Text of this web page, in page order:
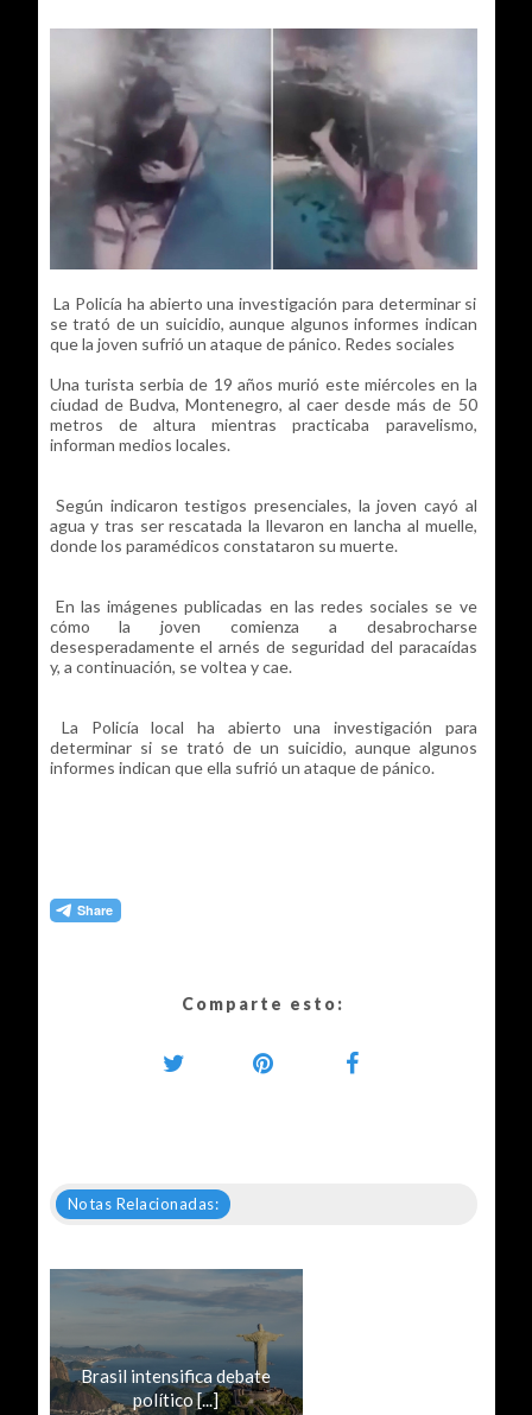
La Policía ha abierto una investigación para determinar si
se trató de un suicidio, aunque algunos informes indican
que la joven sufrió un ataque de pánico. Redes sociales
Una turista serbia de 19 años murió este miércoles en la
ciudad de Budva, Montenegro, al caer desde más de 50
metros de altura mientras practicaba paravelismo,
informan medios locales.
Según indicaron testigos presenciales, la joven cayó al
agua y tras ser rescatada la llevaron en lancha al muelle,
donde los paramédicos constataron su muerte.
En las imágenes publicadas en las redes sociales se ve
cómo la joven comienza a desabrocharse
desesperadamente el arnés de seguridad del paracaídas
y, a continuación, se voltea y cae.
La Policía local ha abierto una investigación para
determinar si se trató de un suicidio, aunque algunos
informes indican que ella sufrió un ataque de pánico.
Comparte esto:
Notas Relacionadas:
Brasil intensifica debate
político [...]